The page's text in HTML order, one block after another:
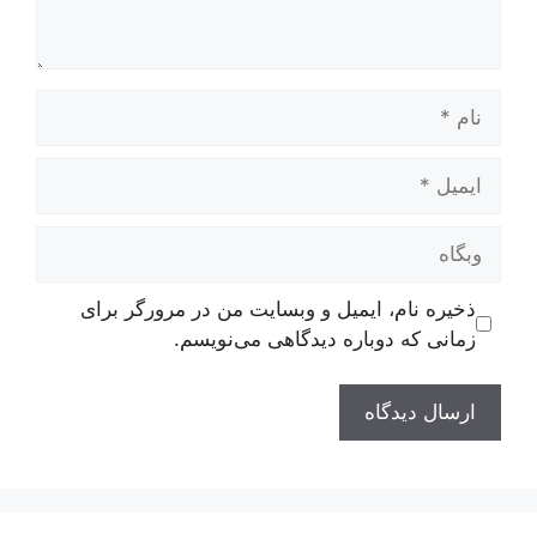
وبگاه
ذخیره نام، ایمیل و وبسایت من در مرورگر برای
زمانی که دوباره دیدگاهی می‌نویسم.